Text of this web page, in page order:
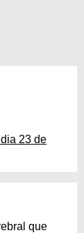
23 de
que